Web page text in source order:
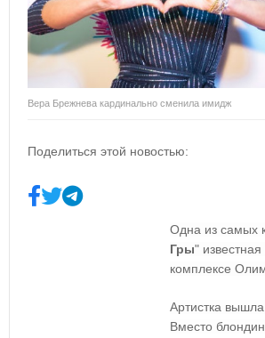
Вера Брежнева кардинально сменила имидж
Поделиться этой новостью:
Одна из самых
Гры"
комплексе
Артистка
Вместо